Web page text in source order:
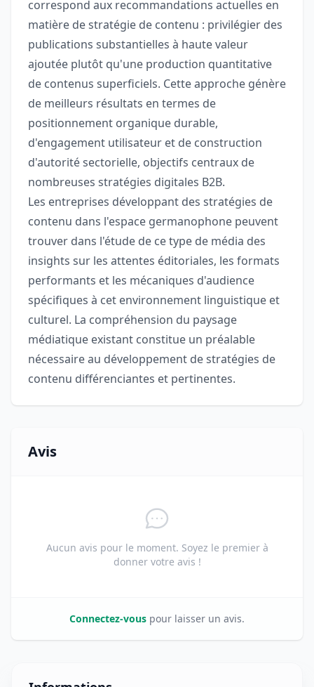
correspond aux recommandations actuelles en
matière de stratégie de contenu : privilégier des
publications substantielles à haute valeur
ajoutée plutôt qu'une production quantitative
de contenus superficiels. Cette approche génère
de meilleurs résultats en termes de
positionnement organique durable,
d'engagement utilisateur et de construction
d'autorité sectorielle, objectifs centraux de
nombreuses stratégies digitales B2B.
Les entreprises développant des stratégies de
contenu dans l'espace germanophone peuvent
trouver dans l'étude de ce type de média des
insights sur les attentes éditoriales, les formats
performants et les mécaniques d'audience
spécifiques à cet environnement linguistique et
culturel. La compréhension du paysage
médiatique existant constitue un préalable
nécessaire au développement de stratégies de
contenu différenciantes et pertinentes.
Avis
Aucun avis pour le moment. Soyez le premier à
donner votre avis !
Connectez-vous pour laisser un avis.